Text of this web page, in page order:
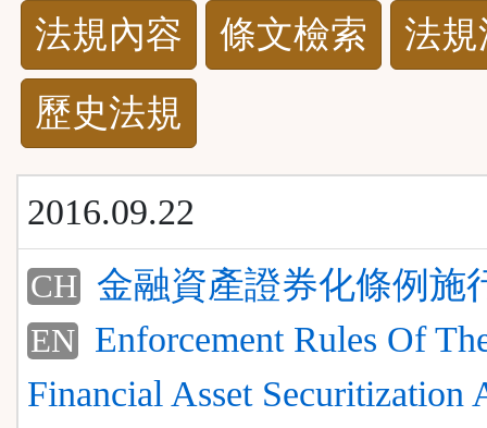
法
規
功
能
按
鈕
區
法規內容 條文檢索
法
歷史法規
2016.09.22
CH 金融資產證券化條例施
EN Enforcement Rules Of
Financial Asset Securitization